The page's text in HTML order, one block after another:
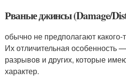
Рваные джинсы (Damage/
обычно не предполагают какого-
Их отличительная особенность
разрывов и других, которые
характер.